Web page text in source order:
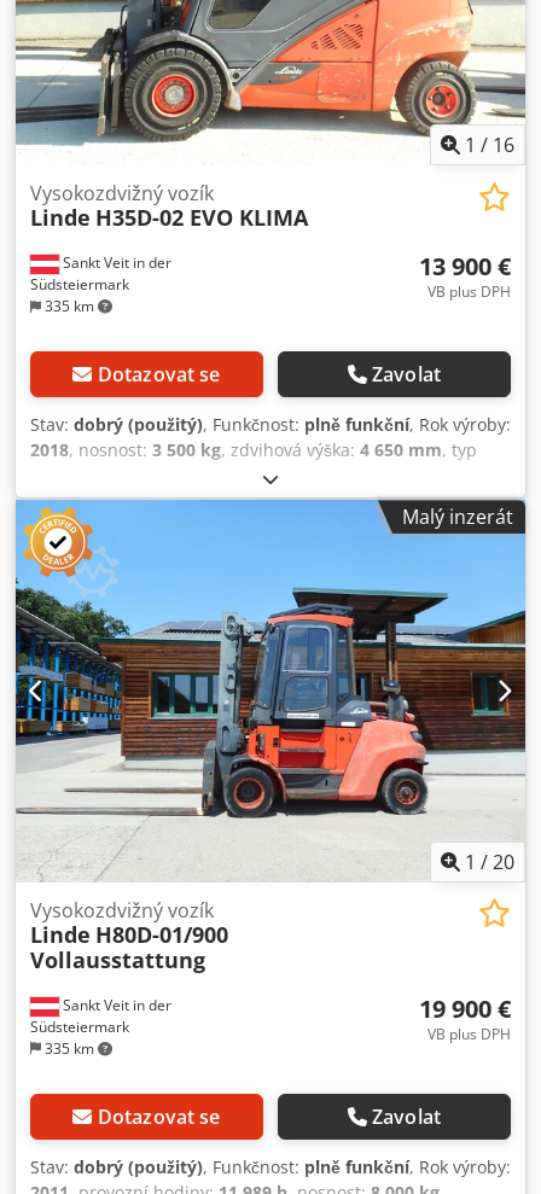
1 / 16
Sankt Veit in der
Südsteiermark
335 km
Vysokozdvižný vozík
Linde H35D-02 EVO KLIMA
13 900 €
VB plus DPH
Dotazovat se Zavolat
Stav: dobrý (použitý), Funkčnost: plně funkční, Rok výroby:
2018, nosnost: 3 500 kg, zdvihová výška: 4 650 mm, typ
triplex
Vybavení:boční posuv, klimatizace, osvětlení, paletové
vidle, přípojné zařízení, vyhřívání sedadla
, Dieselový
vysokozdvižný vozík LINDE H35D-02 EVO Djdjzr Hhiopfx
Acaskr Rok výroby: 2018 Podle počítadla: 14 808 provozních
hodin Nosnost: 3,5 tuny Výška zdvihu: 4,65 metru Celková
výška: 2,19 metru Výkon: 44 kW - Trojitý volnězdvižný stožár
- Boční posuv - 4. okruh až k nosníku vidlic - Plná kabina s
rádiem, topením a klimatizací - Pracovní světlomet - Dobrý
původní stav - Ihned připraven k použití - Dobré
pneumatiky Prodejní cena: 13 900,– Kč (bez DPH) Možnost
levné dopravy!
Malý inzerát
1 /20
Sankt Veit in der
Südsteiermark
335 km
Vysokozdvižný vozík
Linde H80D-01/900
Vollausstattung
19 900 €
VB plus DPH
Dotazovat se Zavolat
Stav: dobrý (použitý), Funkčnost: plně funkční, Rok výroby: